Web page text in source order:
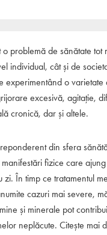
problemă de sănătate tot
individual, cât și de
experimentând o varietate
excesivă, agitație,
cronică, dar și altele.
din sfera
fizice care
zi. În timp ce tratamentul
cazuri mai severe,
și minerale pot
neplăcute. Citește mai